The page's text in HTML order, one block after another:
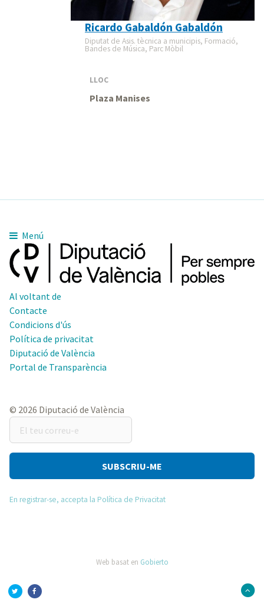
Ricardo Gabaldón Gabaldón
Diputat de Asis. tècnica a municipis, Formació,
Bandes de Música, Parc Mòbil
LLOC
Plaza Manises
Menú
Al voltant de
Contacte
Condicions d'ús
Política de privacitat
Diputació de València
Portal de Transparència
© 2026 Diputació de València
teu
correu-
En registrar-se, accepta la Política de Privacitat
Web basat en Gobierto